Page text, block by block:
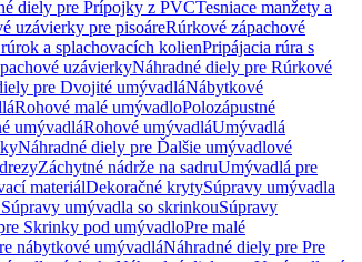
diely pre Prípojky z PVCTesniace manžety a
uzávierky pre pisoáreRúrkové zápachové
a splachovacích kolienPripájacia rúra s
uzávierkyNáhradné diely pre Rúrkové
pre Dvojité umývadláNábytkové
Rohové malé umývadloPolozápustné
umývadláRohové umývadláUmývadlá
Náhradné diely pre Ďalšie umývadlové
Záchytné nádrže na sadruUmývadlá pre
materiálDekoračné krytySúpravy umývadla
umývadla so skrinkouSúpravy
Skrinky pod umývadloPre malé
nábytkové umývadláNáhradné diely pre Pre